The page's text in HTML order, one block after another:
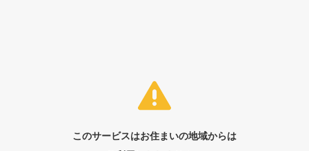
このサービスはお住まいの地域からは